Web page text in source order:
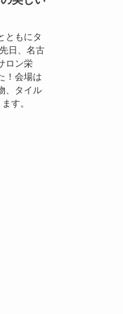
ともにタ
日、名古
ロン栄
！会場は
、タイル
す。